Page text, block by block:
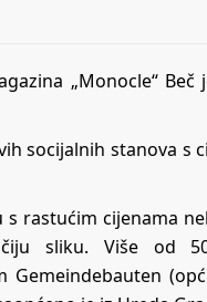
„Monocle“
socijalnih stanova s
rastućim cijenama
sliku. Više od